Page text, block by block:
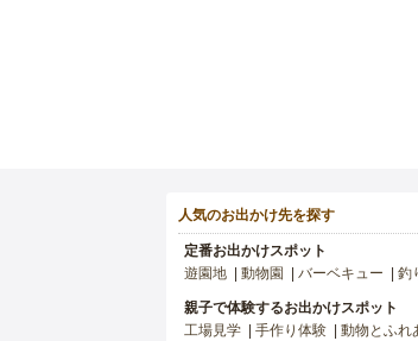
人気のお出かけ先を探す
定番お出かけスポット
遊園地
動物園 バーベキュー 釣
親子で体験するお出かけスポット
工場見学
手作り体験 動物とふれ